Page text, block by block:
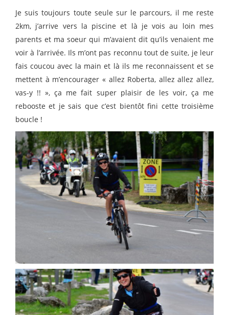
Je suis toujours toute seule sur le parcours, il me reste
2km, j’arrive vers la piscine et là je vois au loin mes
parents et ma soeur qui m’avaient dit qu’ils venaient me
voir à l’arrivée. Ils m’ont pas reconnu tout de suite, je leur
fais coucou avec la main et là ils me reconnaissent et se
mettent à m’encourager « allez Roberta, allez allez allez,
vas-y !! », ça me fait super plaisir de les voir, ça me
rebooste et je sais que c’est bientôt fini cette troisième
boucle !